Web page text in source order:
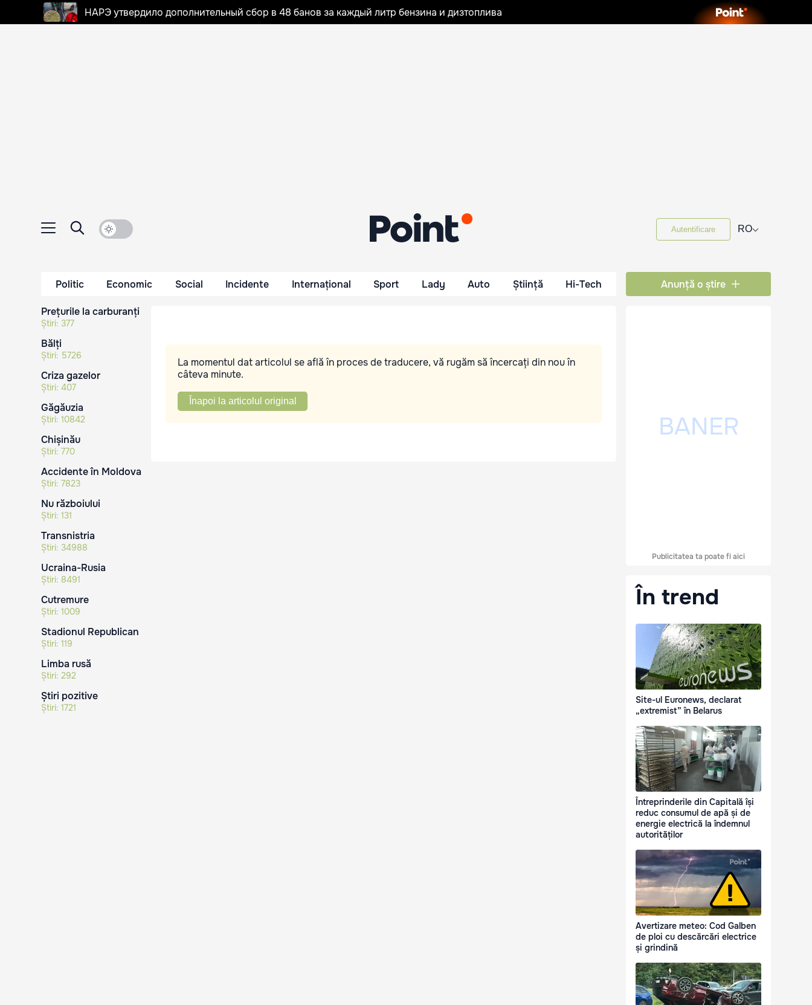
НАРЭ утвердило дополнительный сбор в 48 банов за каждый литр бензина и дизтоплива
Autentificare RO⌵
Politic Economic Social Incidente Internațional Sport Lady Auto Știință Hi-Tech Anunță o știre
Prețurile la carburanți
Știri: 377
Bălți
Știri: 5726
Criza gazelor
Știri: 407
Găgăuzia
Știri: 10842
Chișinău
Știri: 770
Accidente în Moldova
Știri: 7823
Nu războiului
Știri: 131
Transnistria
Știri: 34988
Ucraina-Rusia
Știri: 8491
Cutremure
Știri: 1009
Stadionul Republican
Știri: 119
Limba rusă
Știri: 292
Știri pozitive
Știri: 1721
La momentul dat articolul se află în proces de traducere, vă rugăm să încercați din nou în
câteva minute.
Înapoi la articolul original
Publicitatea ta poate fi aici
În trend
Site-ul Euronews, declarat
„extremist” în Belarus
Întreprinderile din Capitală își
reduc consumul de apă și de
energie electrică la îndemnul
autorităților
Avertizare meteo: Cod Galben
de ploi cu descărcări electrice
și grindină